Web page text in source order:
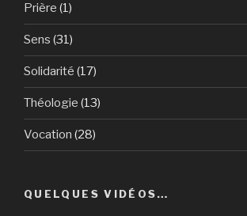
Prière (1)
Sens (31)
Solidarité (17)
Théologie (13)
Vocation (28)
QUELQUES VIDÉOS…